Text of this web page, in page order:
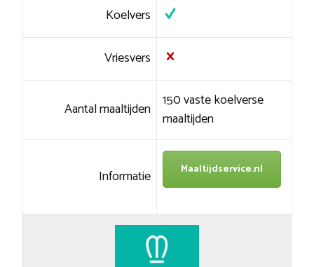
Koelvers
Vriesvers
Aantal maaltijden 150 vaste koelverse
maaltijden
Informatie Maaltijdservice.nl